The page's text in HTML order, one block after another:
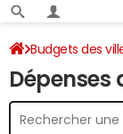
Budgets des
Dépenses